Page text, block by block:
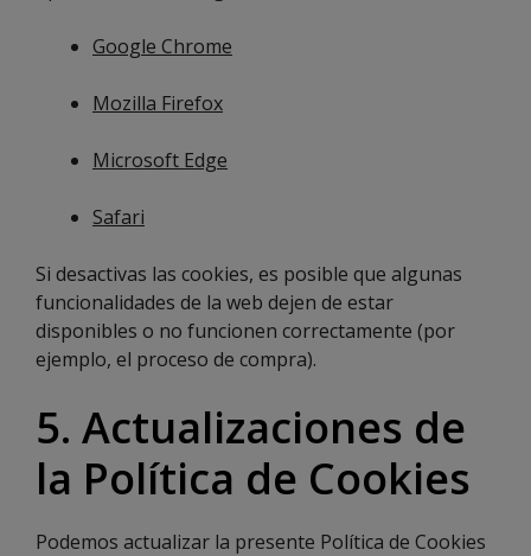
Google Chrome
Mozilla Firefox
Microsoft Edge
Safari
Si desactivas las cookies, es posible que algunas
funcionalidades de la web dejen de estar
disponibles o no funcionen correctamente (por
ejemplo, el proceso de compra).
5. Actualizaciones de
la Política de Cookies
Podemos actualizar la presente Política de Cookies